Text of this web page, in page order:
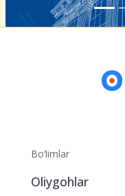
Bo‘limlar
Oliygohlar